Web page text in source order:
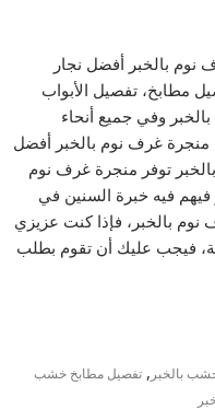
بالخبر أفضل نجار
مطابخ، تفصيل الأبواب
وفي جميع أنحاء
منجرة غرف نوم بالخبر أفضل
توفر منجرة غرف نوم
فيهم فيه خبرة السنين في
بالخبر، فإذا كنت عزيزي
فيجب عليك أن تقوم بطلب
بالخبر ,تفصيل مطابخ خشب